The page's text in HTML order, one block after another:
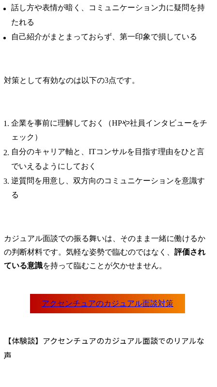
話し方や表情が暗く、コミュニケーション力に疑問を持
たれる
自己紹介がまとまっておらず、第一印象で損している
対策として有効なのは以下の3点です。
企業を事前に理解しておく（HPや社員インタビューをチ
ェック）
自分のキャリア軸と、ITコンサルを目指す理由をひと言
でいえるようにしておく
逆質問を用意し、双方向のコミュニケーションを意識す
る
カジュアル面談での振る舞いは、そのまま一緒に働けるか
の判断材料です。気軽な姿勢で臨むのではなく、 評価され
ている意識を持って臨むことが欠かせません。
【体験談】アクセンチュアのカジュアル面談でのリアルな
声